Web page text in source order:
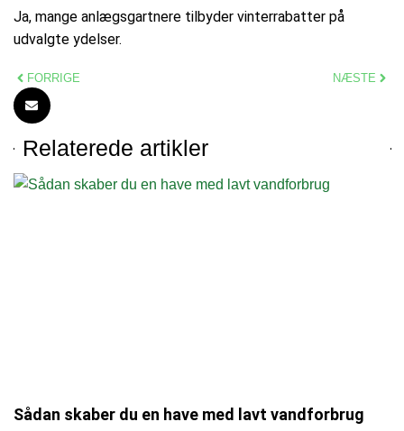
Ja, mange anlægsgartnere tilbyder vinterrabatter på
udvalgte ydelser.
FORRIGE NÆSTE
Relaterede artikler
Sådan skaber du en have med lavt vandforbrug